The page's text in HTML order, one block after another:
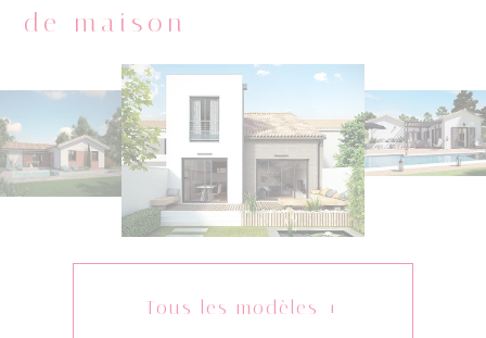
de maison
Tous les modèles +